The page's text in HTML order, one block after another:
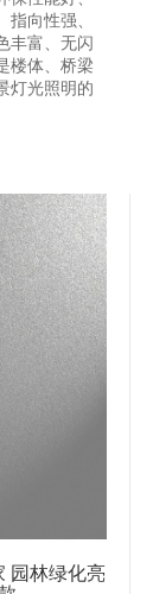
向性强、
丰富、无闪
楼体、桥梁
灯光照明的
园林绿化亮